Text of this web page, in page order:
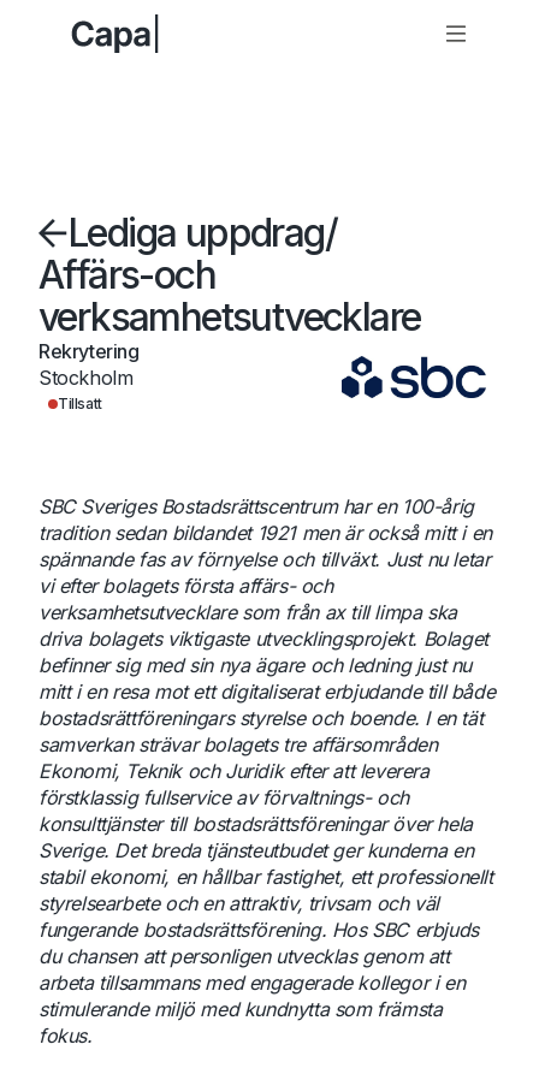
Lediga uppdrag/
Affärs-och
verksamhetsutvecklare
Rekrytering
Stockholm
Tillsatt
SBC Sveriges Bostadsrättscentrum har en 100-årig
tradition sedan bildandet 1921 men är också mitt i en
spännande fas av förnyelse och tillväxt. Just nu letar
vi efter bolagets första affärs- och
verksamhetsutvecklare som från ax till limpa ska
driva bolagets viktigaste utvecklingsprojekt. Bolaget
befinner sig med sin nya ägare och ledning just nu
mitt i en resa mot ett digitaliserat erbjudande till både
bostadsrättföreningars styrelse och boende. I en tät
samverkan strävar bolagets tre affärsområden
Ekonomi, Teknik och Juridik efter att leverera
förstklassig fullservice av förvaltnings- och
konsulttjänster till bostadsrättsföreningar över hela
Sverige. Det breda tjänsteutbudet ger kunderna en
stabil ekonomi, en hållbar fastighet, ett professionellt
styrelsearbete och en attraktiv, trivsam och väl
fungerande bostadsrättsförening. Hos SBC erbjuds
du chansen att personligen utvecklas genom att
arbeta tillsammans med engagerade kollegor i en
stimulerande miljö med kundnytta som främsta
fokus.